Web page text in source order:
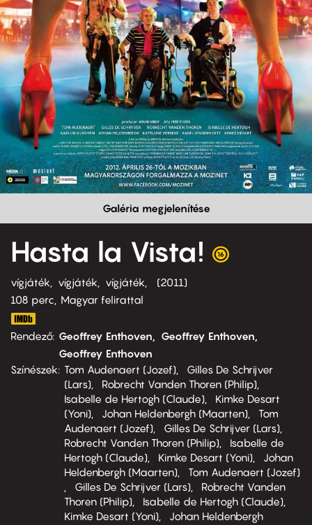
Galéria megjelenítése
Hasta la Vista!
vígjáték vígjáték vígjáték
2011
108 perc,
Magyar felirattal
Rendező Geoffrey Enthoven
Geoffrey Enthoven
Geoffrey Enthoven
Színészek
Tom Audenaert (Jozef)
Gilles De Schrijver
(Lars)
Robrecht Vanden Thoren (Philip)
Isabelle de Hertogh (Claude)
Kimke Desart
(Yoni)
Johan Heldenbergh (Maarten)
Tom
Audenaert (Jozef)
Gilles De Schrijver (Lars)
Robrecht Vanden Thoren (Philip)
Isabelle de
Hertogh (Claude)
Kimke Desart (Yoni)
Johan
Heldenbergh (Maarten)
Tom Audenaert (Jozef)
Gilles De Schrijver (Lars)
Robrecht Vanden
Thoren (Philip)
Isabelle de Hertogh (Claude)
Kimke Desart (Yoni)
Johan Heldenbergh